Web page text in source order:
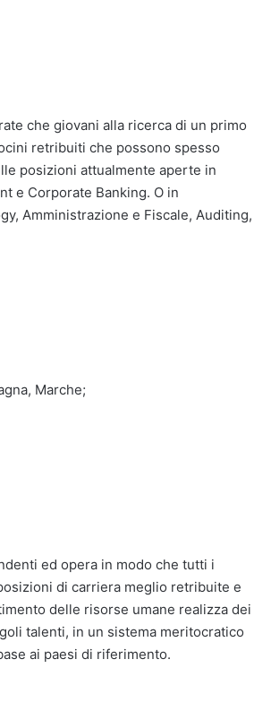
che giovani alla ricerca di un primo
retribuiti che possono spesso
posizioni attualmente aperte in
e Corporate Banking. O in
Amministrazione e Fiscale, Auditing,
Marche;
ed opera in modo che tutti i
di carriera meglio retribuite e
delle risorse umane realizza dei
talenti, in un sistema meritocratico
ai paesi di riferimento.